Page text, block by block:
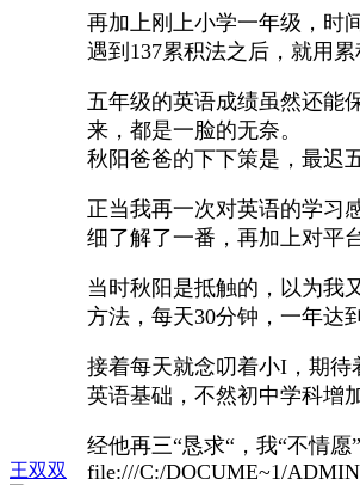
王双双
再加上刚上小学一年级，时
遇到137累积法之后，就用
五年级的英语成绩虽然还能
来，都是一脸的无奈。
秋阳爸爸的下下策是，最迟
正当我再一次对英语的学习
细了解了一番，再加上对平
当时秋阳是抵触的，以为我
方法，每天30分钟，一年达
接着每天就念叨着小I，期
英语基础，不然初中学科增
经他再三“恳求“，我“不情
file:///C:/DOCUME~1/